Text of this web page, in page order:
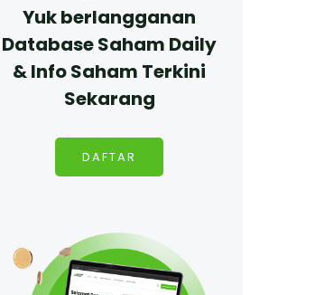
Yuk berlangganan
Database Saham Daily
& Info Saham Terkini
Sekarang
DAFTAR